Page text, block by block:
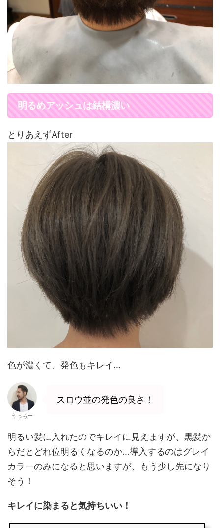
明るめアッシュは結構濃い
とりあえずAfter
色が濃くて、発色もキレイ…
うっちー
スロウ並の発色の良さ！
明るい髪に入れたのでキレイに見えますが、黒髪か
らだとどれ位明るくなるのか…導入するのはグレイ
カラーのみになると思いますが、もう少し先になり
そう！
キレイに染まると気持ちいい！